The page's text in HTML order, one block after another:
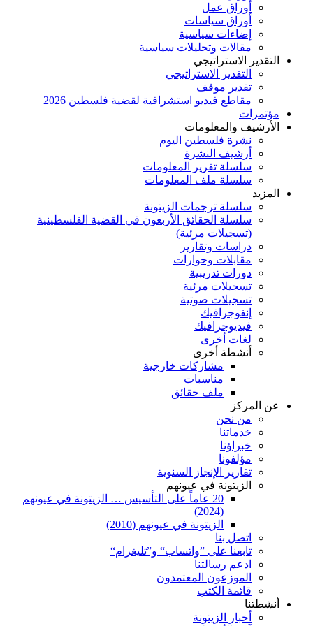
أوراق عمل
أوراق سياسات
إضاءات سياسية
مقالات وتحليلات سياسية
التقدير الاستراتيجي
التقدير الاستراتيجي
تقدير موقف
مقاطع فيديو استشرافية لقضية فلسطين 2026
مؤتمرات
الأرشيف والمعلومات
نشرة فلسطين اليوم
أرشيف النشرة
سلسلة تقرير المعلومات
سلسلة ملف المعلومات
المزيد
سلسلة ترجمات الزيتونة
سلسلة الحقائق الأربعون في القضية الفلسطينية
(تسجيلات مرئية)
دراسات وتقارير
مقابلات وحوارات
دورات تدريبية
تسجيلات مرئية
تسجيلات صوتية
إنفوجرافيك
فيديوجرافيك
لغات أخرى
أنشطة أخرى
مشاركات خارجية
مناسبات
ملف حقائق
عن المركز
من نحن
خدماتنا
خبراؤنا
مؤلفونا
تقارير الإنجاز السنوية
الزيتونة في عيونهم
20 عاماً على التأسيس … الزيتونة في عيونهم
(2024)
الزيتونة في عيونهم (2010)
اتصل بنا
تابعنا على ”واتساب“ و”تليغرام“
ادعم رسالتنا
الموزعون المعتمدون
قائمة الكتب
أنشطتنا
أخبار الزيتونة